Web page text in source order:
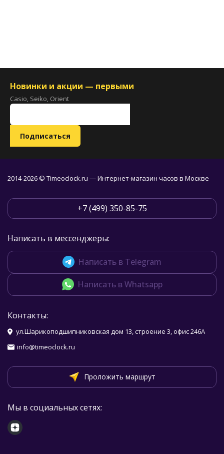
Новинки и акции — первыми
Casio, Seiko, Orient
2014-2026 © Timeoclock.ru — Интернет-магазин часов в Москве
+7 (499) 350-85-75
Написать в мессенджеры:
Написать в Telegram
Написать в Whatsapp
Контакты:
ул.Шарикоподшипниковская дом 13, строение 3, офис 246А
info@timeoclock.ru
Проложить маршрут
Мы в социальных сетях: